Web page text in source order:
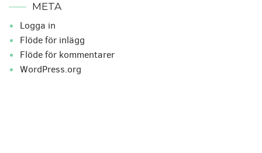
META
Logga in
Flöde för inlägg
Flöde för kommentarer
WordPress.org